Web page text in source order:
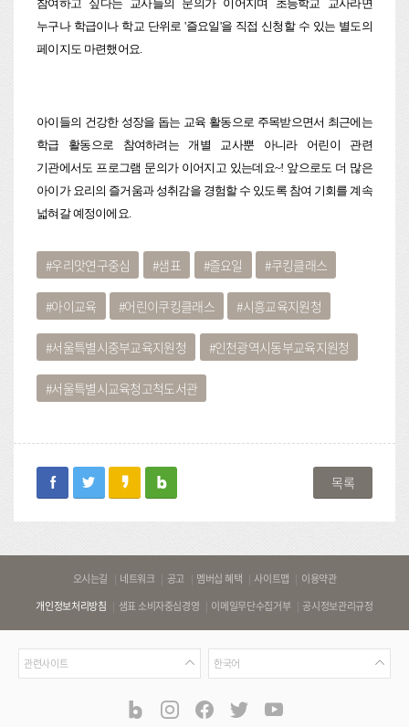
참여하고 싶다는 교사들의 문의가 이어지며 초등학교 교사라면
누구나 학급이나 학교 단위로 '즐요일'을 직접 신청할 수 있는 별도의
페이지도 마련했어요.
아이들의 건강한 성장을 돕는 교육 활동으로 주목받으면서 최근에는
학급 활동으로 참여하려는 개별 교사뿐 아니라 어린이 관련
기관에서도 프로그램 문의가 이어지고 있는데요~! 앞으로도 더 많은
아이가 요리의 즐거움과 성취감을 경험할 수 있도록 참여 기회를 계속
넓혀갈 예정이에요.
우리맛연구중심 샘표 즐요일 쿠킹클래스
아이교육 어린이쿠킹클래스 시흥교육지원청
서울특별시중부교육지원청 인천광역시동부교육지원청
서울특별시교육청고척도서관
facebooktwitterkakaostory
blog 목록
오시는길 네트워크 공고 멤버십 혜택 사이트맵
이용약관
개인정보처리방침
샘표 소비자중심경영 이메일무단수집거부 공시정보관리규정
관
련
관련사이트
언
어
한국어
blog instagramfacebook
twitter